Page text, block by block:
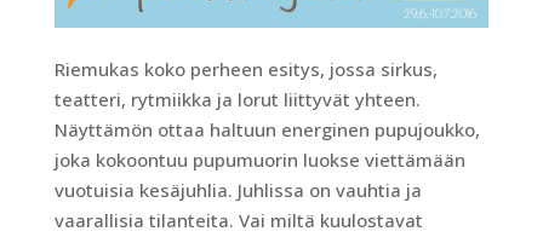
Riemukas koko perheen esitys, jossa sirkus,
teatteri, rytmiikka ja lorut liittyvät yhteen.
Näyttämön ottaa haltuun energinen pupujoukko,
joka kokoontuu pupumuorin luokse viettämään
vuotuisia kesäjuhlia. Juhlissa on vauhtia ja
vaarallisia tilanteita. Vai miltä kuulostavat